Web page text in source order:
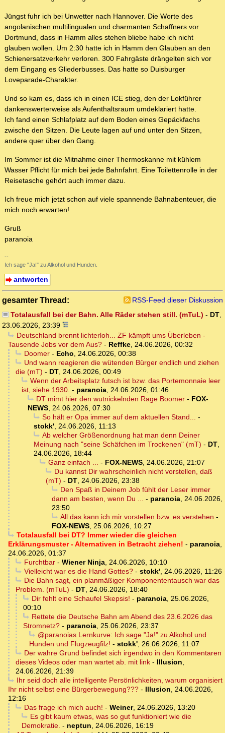
Jüngst fuhr ich bei Unwetter nach Hannover. Die Worte des
angolanischen multilingualen und charmanten Schaffners vor
Dortmund, dass in Hamm alles stehen bliebe habe ich nicht
glauben wollen. Um 2:30 hatte ich in Hamm den Glauben an den
Schienersatzverkehr verloren. 300 Fahrgäste drängelten sich vor
dem Eingang es Gliederbusses. Das hatte so Duisburger
Loveparade-Charakter.
Und so kam es, dass ich in einen ICE stieg, den der Lokführer
dankenswerterweise als Aufenthaltsraum umdeklariert hatte.
Ich fand einen Schlafplatz auf dem Boden eines Gepäckfachs
zwische den Sitzen. Die Leute lagen auf und unter den Sitzen,
andere quer über den Gang.
Im Sommer ist die Mitnahme einer Thermoskanne mit kühlem
Wasser Pflicht für mich bei jede Bahnfahrt. Eine Toilettenrolle in der
Reisetasche gehört auch immer dazu.
Ich freue mich jetzt schon auf viele spannende Bahnabenteuer, die
mich noch erwarten!
Gruß
paranoia
--
Ich sage "Ja!" zu Alkohol und Hunden.
antworten
gesamter Thread:
RSS-Feed dieser Diskussion
Totalausfall bei der Bahn. Alle Räder stehen still. (mTuL) - DT,
23.06.2026, 23:39
Deutschland brennt lichterloh... ZF kämpft ums Überleben -
Tausende Jobs vor dem Aus? - Reffke, 24.06.2026, 00:32
Doomer- Echo, 24.06.2026, 00:38
Und wann reagieren die wütenden Bürger endlich und ziehen
die (mT) - DT, 24.06.2026, 00:49
Wenn der Arbeitsplatz futsch ist bzw. das Portemonnaie leer
ist, siehe 1930. - paranoia, 24.06.2026, 01:46
DT mimt hier den wutnickelnden Rage Boomer- FOX-
NEWS, 24.06.2026, 07:30
So hält er Opa immer auf dem aktuellen Stand... -
stokk', 24.06.2026, 11:13
Ab welcher Größenordnung hat man denn Deiner
Meinung nach "seine Schäfchen im Trockenen" (mT) - DT,
24.06.2026, 18:44
Ganz einfach ... - FOX-NEWS, 24.06.2026, 21:07
Du kannst Dir wahrscheinlich nicht vorstellen, daß
(mT) - DT, 24.06.2026, 23:38
Den Spaß in Deinem Job fühlt der Leser immer
dann am besten, wenn Du ... - paranoia, 24.06.2026,
23:50
All das kann ich mir vorstellen bzw. es verstehen -
FOX-NEWS, 25.06.2026, 10:27
Totalausfall bei DT? Immer wieder die gleichen
Erklärungsmuster - Alternativen in Betracht ziehen! - paranoia,
24.06.2026, 01:37
Furchtbar- Wiener Ninja, 24.06.2026, 10:10
Vielleicht war es die Hand Gottes?- stokk', 24.06.2026, 11:26
Die Bahn sagt, ein planmäßiger Komponententausch war das
Problem. (mTuL) - DT, 24.06.2026, 18:40
Dir fehlt eine Schaufel Skepsis! - paranoia, 25.06.2026,
00:10
Rettete die Deutsche Bahn am Abend des 23.6.2026 das
Stromnetz? - paranoia, 25.06.2026, 23:37
@paranoias Lernkurve: Ich sage "Ja!" zu Alkohol und
Hunden und Flugzeugfilz! - stokk', 26.06.2026, 11:07
Der wahre Grund befindet sich irgendwo in den Kommentaren
dieses Videos oder man wartet ab. mit link - Illusion,
24.06.2026, 21:39
Ihr seid doch alle intelligente Persönlichkeiten, warum organisiert
Ihr nicht selbst eine Bürgerbewegung??? - Illusion, 24.06.2026,
12:16
Das frage ich mich auch! - Weiner, 24.06.2026, 13:20
Es gibt kaum etwas, was so gut funktioniert wie die
Demokratie. - neptun, 24.06.2026, 16:19